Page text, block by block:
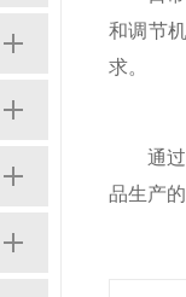
和调节
求。
通过优
品生产